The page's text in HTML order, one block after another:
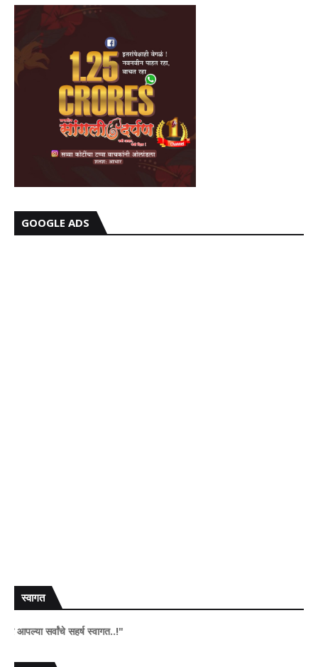
GOOGLE ADS
स्वागत
सहर्ष स्वागत..!"